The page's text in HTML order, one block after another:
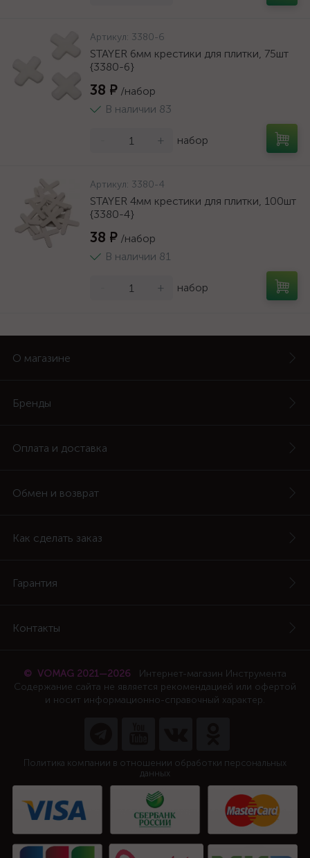
Артикул: 3380-6
STAYER 6мм крестики для плитки, 75шт
{3380-6}
38 ₽ /набор
В наличии 83
+ набор
Артикул: 3380-4
STAYER 4мм крестики для плитки, 100шт
{3380-4}
38 ₽ /набор
В наличии 81
+ набор
О магазине
Бренды
Оплата и доставка
Обмен и возврат
Как сделать заказ
Гарантия
Контакты
© VOMAG 2021—2026
Интернет-магазин Инструмента
Содержание сайта не является рекомендацией или офертой
и носит информационно-справочный характер.
Политика компании в отношении обработки персональных
данных